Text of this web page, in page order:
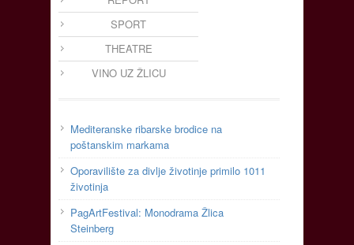
SPORT
THEATRE
VINO UZ ŽLICU
Mediteranske ribarske brodice na
poštanskim markama
Oporavilište za divlje životinje primilo 1011
životinja
PagArtFestival: Monodrama Žlica
Steinberg